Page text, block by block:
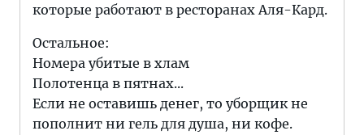
которые работают в ресторанах Аля-Кард.
Остальное:
Номера убитые в хлам
Полотенца в пятнах...
Если не оставишь денег, то уборщик не
пополнит ни гель для душа, ни кофе.